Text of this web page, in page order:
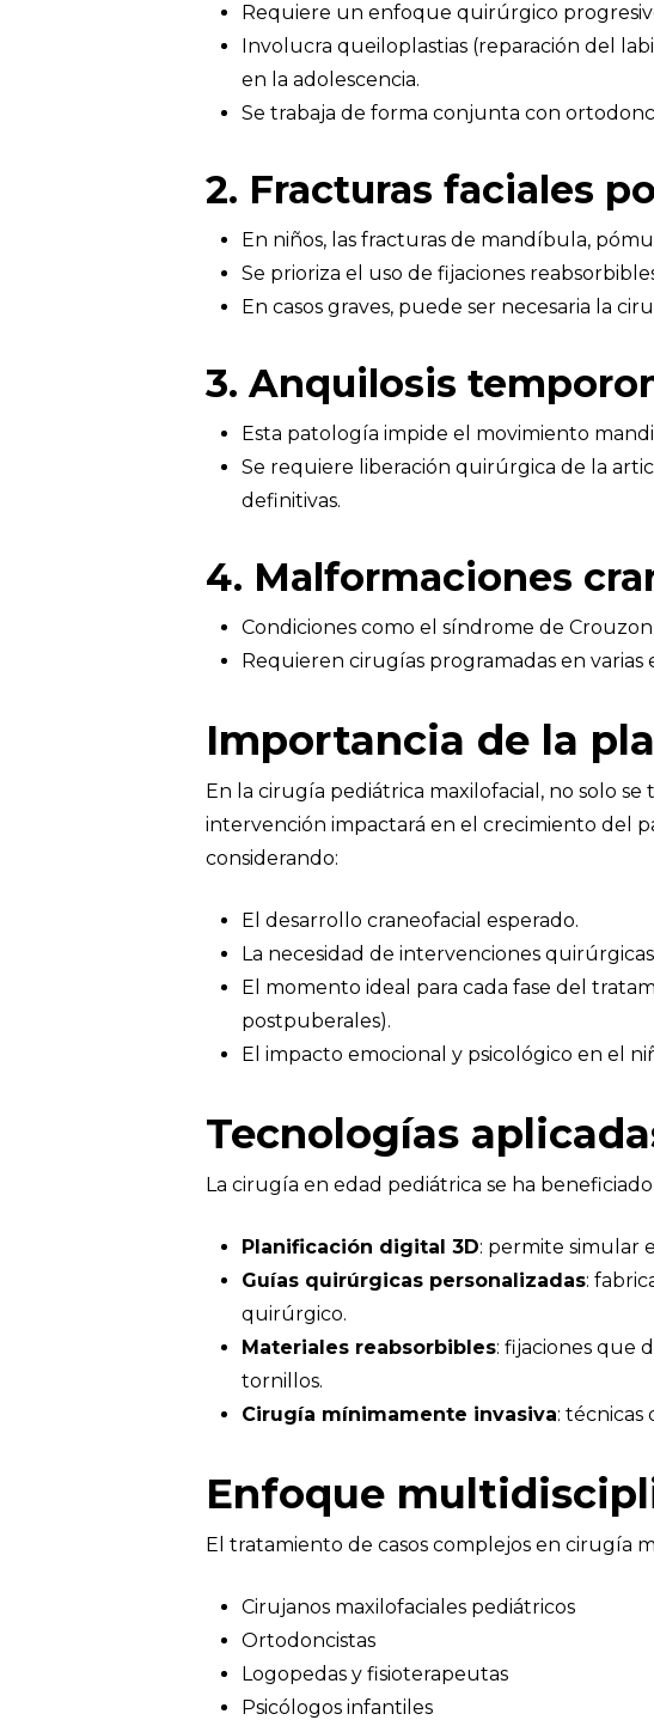
Requiere un enfoque quirúrgico
Involucra queiloplastias (reparación del
en la adolescencia.
Se trabaja de forma conjunta con
2. Fracturas faciales
En niños, las fracturas de mandíbula,
Se prioriza el uso de fijaciones
En casos graves, puede ser necesaria la
3. Anquilosis
Esta patología impide el movimiento
Se requiere liberación quirúrgica de la
definitivas.
4. Malformaciones
Condiciones como el síndrome de
Requieren cirugías programadas en
Importancia de la
En la cirugía pediátrica maxilofacial, no solo
intervención impactará en el crecimiento del
considerando:
El desarrollo craneofacial esperado.
La necesidad de intervenciones
El momento ideal para cada fase del
postpuberales).
El impacto emocional y psicológico en el
Tecnologías
La cirugía en edad pediátrica se ha
Planificación digital 3D: permite simular
Guías quirúrgicas personalizadas:
quirúrgico.
Materiales reabsorbibles: fijaciones que
tornillos.
Cirugía mínimamente invasiva: técnicas
Enfoque
El tratamiento de casos complejos en cirugía
Cirujanos maxilofaciales pediátricos
Ortodoncistas
Logopedas y fisioterapeutas
Psicólogos infantiles